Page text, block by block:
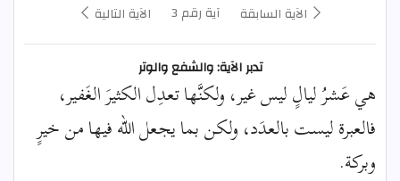
الآية السابقة آية رقم 3 الآية التالية
تدبر الآية: والشفع والوتر
هي عَشرُ ليالٍ ليس غير، ولكنَّها تعدِل الكثيرَ الغَفير،
فالعبرة ليست بالعدَد، ولكن بما يجعل الله فيها من خيرٍ
وبركة.